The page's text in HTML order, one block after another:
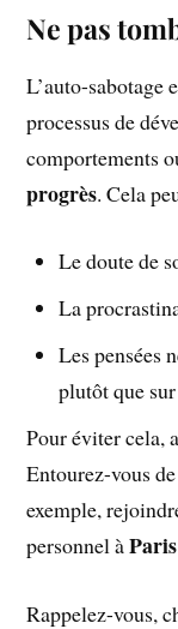
Ne pas
L’auto-sabotage
processus de
comportements
progrès. Cela
Le doute de
La
Les pensées
plutôt que
Pour éviter cela,
Entourez-vous
exemple,
personnel àParis
Rappelez-vous,